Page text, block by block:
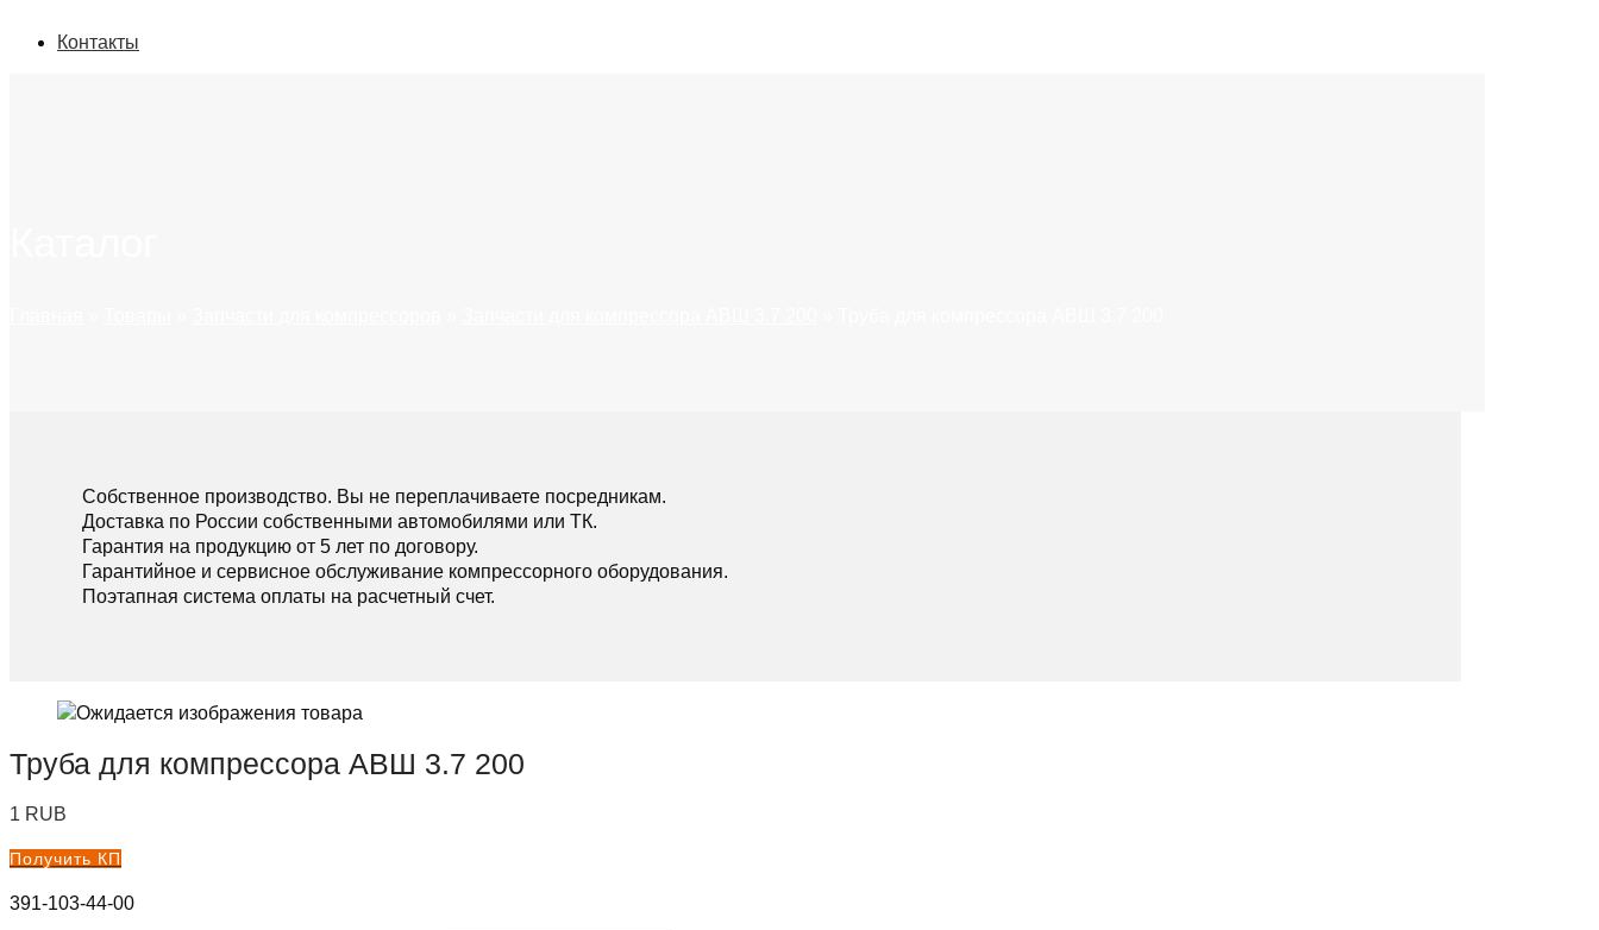
Контакты
Собственное производство. Вы не переплачиваете посредникам.
Доставка по России собственными автомобилями или ТК.
Гарантия на продукцию от 5 лет по договору.
Гарантийное и сервисное обслуживание компрессорного оборудования.
Поэтапная система оплаты на расчетный счет.
Труба для компрессора АВШ 3.7 200
1 RUB
Получить КП
391-103-44-00